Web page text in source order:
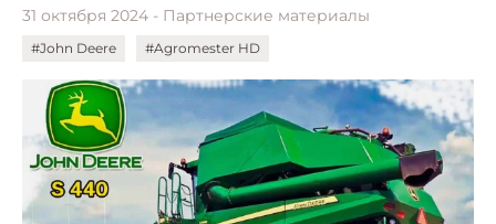
31 октября 2024 - Партнерские материалы
#John Deere #Agromester HD